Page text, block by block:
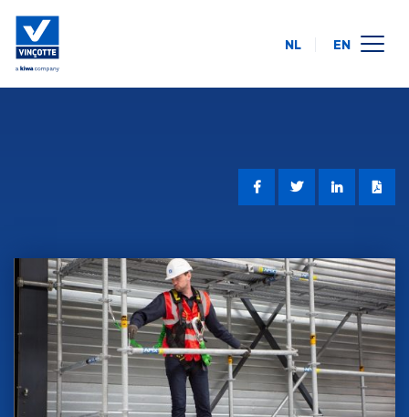
calendrier des formations
contact
NL EN